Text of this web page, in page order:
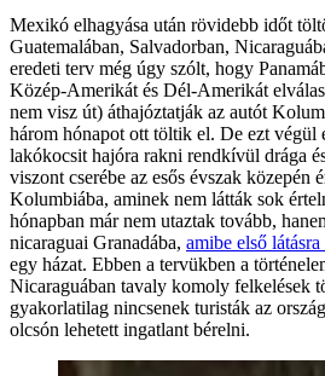
Mexikó elhagyása után rövidebb időt
Guatemalában, Salvadorban,
eredeti terv még úgy szólt, hogy
Közép-Amerikát és Dél-Amerikát
nem visz út) áthajóztatják az autót
három hónapot ott töltik el. De ezt végül
lakókocsit hajóra rakni rendkívül drága
viszont cserébe az esős évszak közepén
Kolumbiába, aminek nem látták sok
hónapban már nem utaztak tovább,
nicaraguai Granadába, amibe első
egy házat. Ebben a tervükben a
Nicaraguában tavaly komoly felkelések
gyakorlatilag nincsenek turisták az
olcsón lehetett ingatlant bérelni.